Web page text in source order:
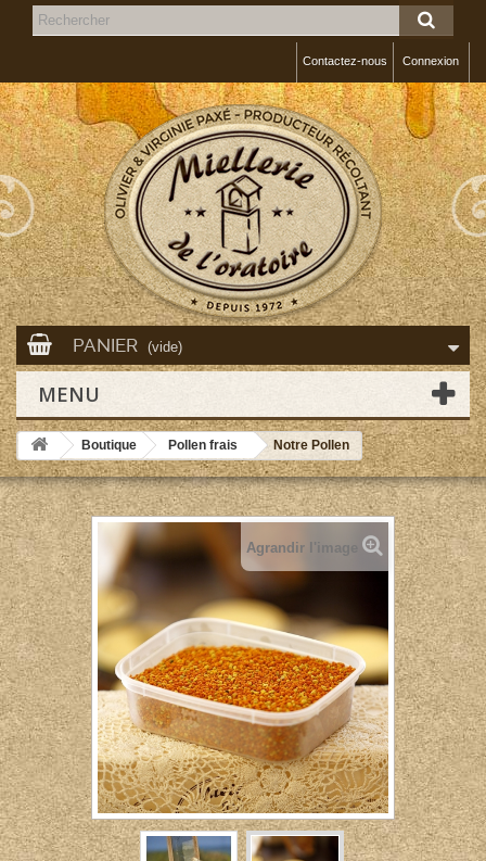
Connexion
Contactez-nous
PANIER (vide)
MENU
Boutique Pollen frais Notre Pollen
Agrandir l'image